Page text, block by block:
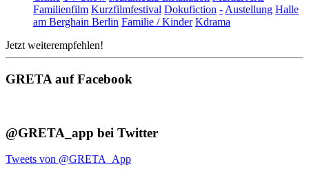
Familienfilm Kurzfilmfestival Dokufiction -Austellung Halle
am Berghain Berlin Familie / Kinder Kdrama
Jetzt weiterempfehlen!
GRETA auf Facebook
@GRETA_app bei Twitter
Tweets von @GRETA_App